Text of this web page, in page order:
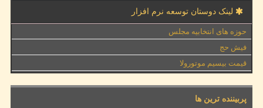
لینک دوستان توسعه نرم افزار
حوزه های انتخابیه مجلس
فیش حج
قیمت بیسیم موتورولا
پربیننده ترین ها